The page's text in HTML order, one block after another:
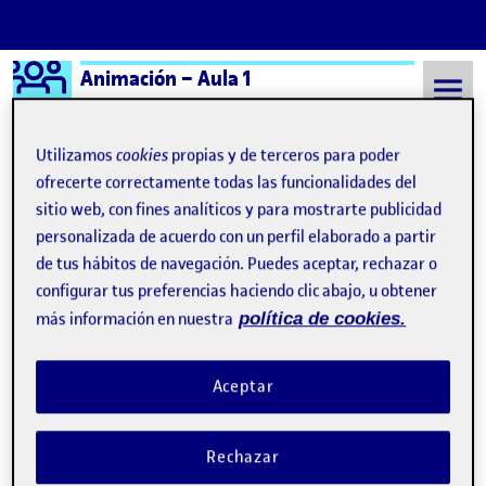
Saltar al contenido
Logo Ágora
Animación – Aula 1
Semestre 20241 - Aula 1 #parallax
#parallax
PR – PROYECTO SKATE FOR ALL
Publicado por
Fernando de la Rosa Mor
Fecha de publicación6 enero, 2025 6:44 pm
comentario
Aquí os dejo la entrega definitiva después de haber corregido
algunos errores que he detectado en la presentación parcial. Creo
que staging queda bastante claro, ya que el estilo de cabecera de
serie de los ochenta queda bastante patente gracias a elementos
Utilizamoscookies propias y de terceros para poder
ofrecerte correctamente todas las funcionalidades del
sitio web, con fines analíticos y para mostrarte publicidad
personalizada de acuerdo con un perfil elaborado a partir
de tus hábitos de navegación. Puedes aceptar, rechazar o
configurar tus preferencias haciendo clic abajo, u obtener
más información en nuestra política de cookies.
Rechazar
Aceptar